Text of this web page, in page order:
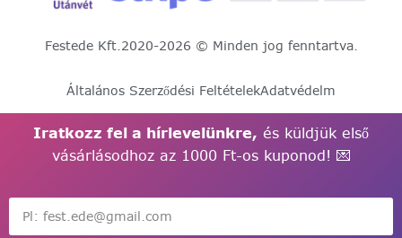
Festede Kft.2020-2026 © Minden jog fenntartva.
Általános Szerződési FeltételekAdatvédelm
Iratkozz fel a hírlevelünkre, és küldjük első
vásárlásodhoz az 1000 Ft-os kuponod! 💌